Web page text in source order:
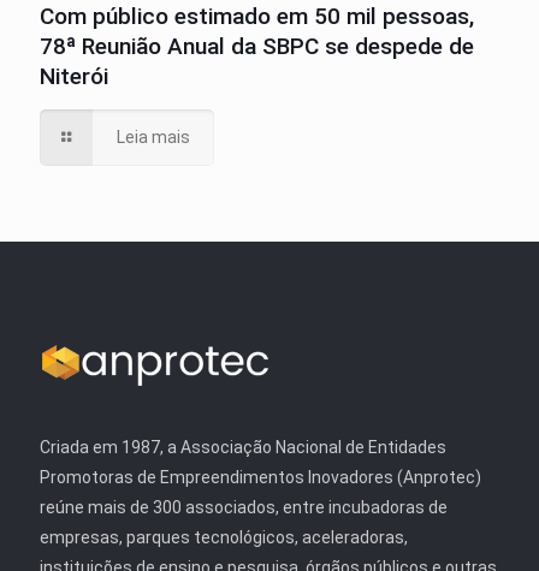
Com público estimado em 50 mil pessoas,
78ª Reunião Anual da SBPC se despede de
Niterói
Leia mais
Criada em 1987, a Associação Nacional de Entidades
Promotoras de Empreendimentos Inovadores (Anprotec)
reúne mais de 300 associados, entre incubadoras de
empresas, parques tecnológicos, aceleradoras,
instituições de ensino e pesquisa, órgãos públicos e outras